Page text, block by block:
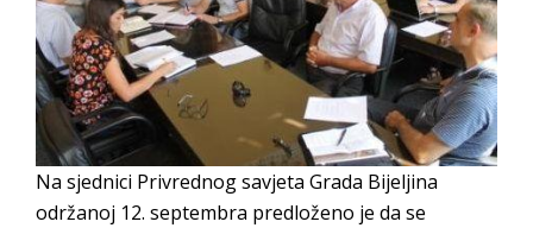
Na sjednici Privrednog savjeta Grada Bijeljina
održanoj 12. septembra predloženo je da se